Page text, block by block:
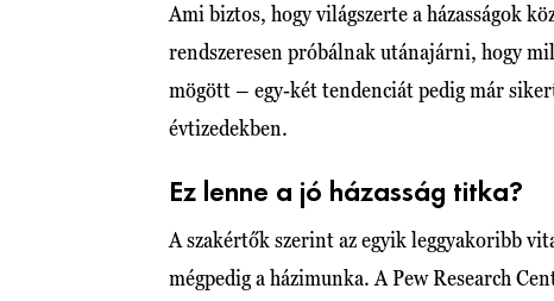
Ami biztos, hogy világszerte a házasságok
rendszeresen próbálnak utánajárni, hogy
mögött – egy-két tendenciát pedig már
évtizedekben.
Ez lenne a jó házasság titka?
A szakértők szerint az egyik leggyakoribb
mégpedig a házimunka. A Pew Research